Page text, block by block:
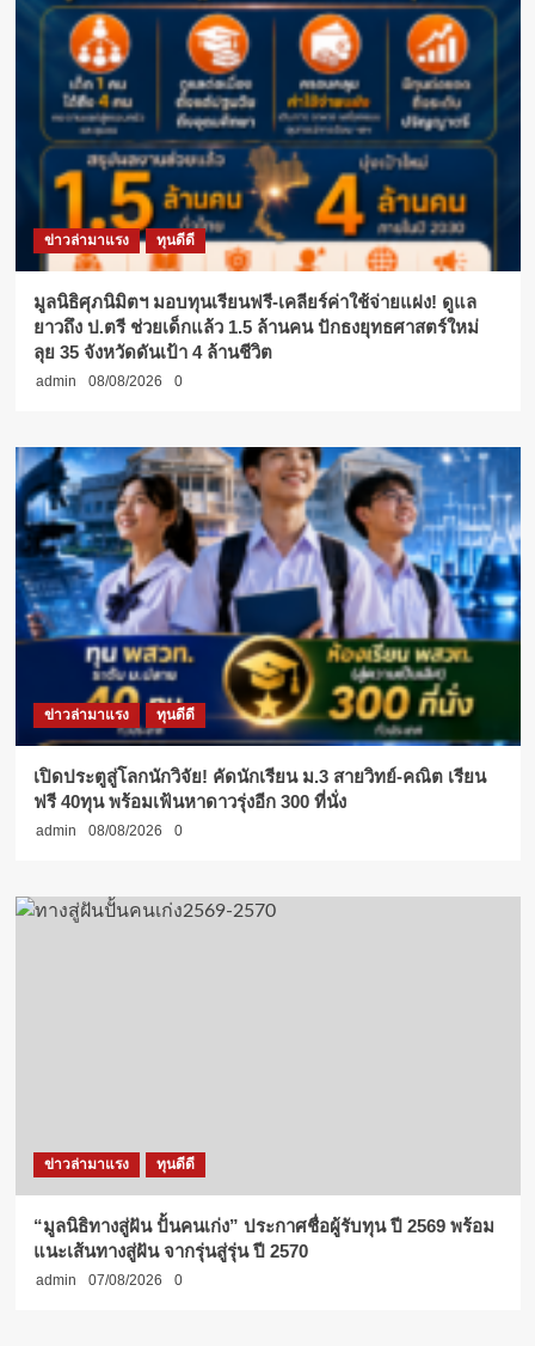
ข่าวล่ามาแรง ทุนดีดี
มูลนิธิศุภนิมิตฯ มอบทุนเรียนฟรี-เคลียร์ค่าใช้จ่ายแฝง! ดูแล
ยาวถึง ป.ตรี ช่วยเด็กแล้ว 1.5 ล้านคน ปักธงยุทธศาสตร์ใหม่
ลุย 35 จังหวัดดันเป้า 4 ล้านชีวิต
admin 08/08/2026 0
ข่าวล่ามาแรง ทุนดีดี
เปิดประตูสู่โลกนักวิจัย! คัดนักเรียน ม.3 สายวิทย์-คณิต เรียน
ฟรี 40ทุน พร้อมเฟ้นหาดาวรุ่งอีก 300 ที่นั่ง
admin 08/08/2026 0
ข่าวล่ามาแรง ทุนดีดี
“มูลนิธิทางสู่ฝัน ปั้นคนเก่ง” ประกาศชื่อผู้รับทุน ปี 2569 พร้อม
แนะเส้นทางสู่ฝัน จากรุ่นสู่รุ่น ปี 2570
admin 07/08/2026 0